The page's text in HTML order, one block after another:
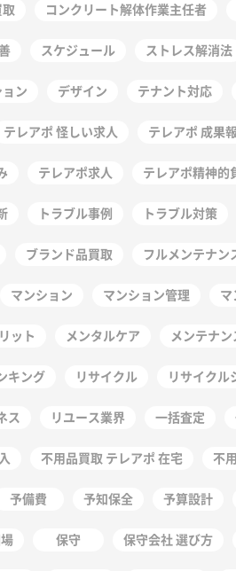
コンクリート解体作業主任者
スケジュール ストレス解消法
ン デザイン テナント対応
テレアポ 怪しい求人 テレアポ 成果
テレアポ求人 テレアポ精神的
トラブル事例 トラブル対策
ブランド品買取 フルメンテナン
マンション マンション管理 マ
ット メンタルケア メンテナン
キング リサイクル リサイクル
ス リユース業界 一括査定
不用品買取 テレアポ 在宅 不
予備費 予知保全 予算設計
保守 保守会社 選び方